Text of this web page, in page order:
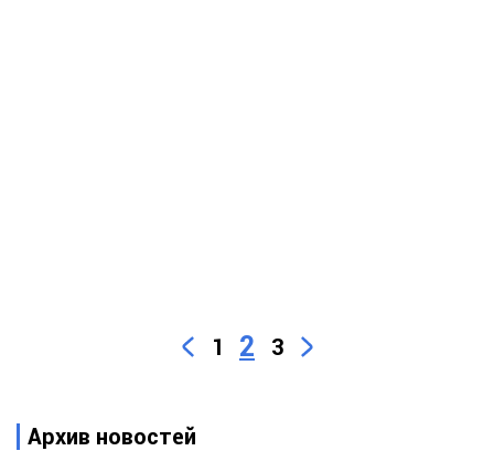
1 2 3
Архив новостей